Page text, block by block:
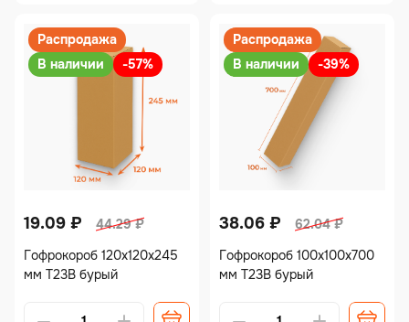
Распродажа
В наличии
-57%
19.09₽ 44.29₽
Гофрокороб 120х120х245
мм Т23В бурый
Alternative:
Распродажа
В наличии
-39%
38.06₽ 62.04₽
Гофрокороб 100х100х700
мм Т23В бурый
Alternative: